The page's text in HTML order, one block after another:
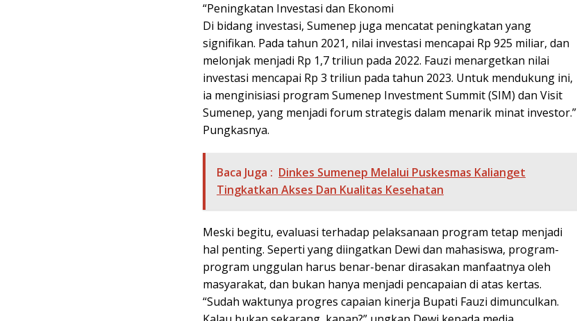
“Peningkatan Investasi dan Ekonomi
Di bidang investasi, Sumenep juga mencatat peningkatan yang
signifikan. Pada tahun 2021, nilai investasi mencapai Rp 925 miliar, dan
melonjak menjadi Rp 1,7 triliun pada 2022. Fauzi menargetkan nilai
investasi mencapai Rp 3 triliun pada tahun 2023. Untuk mendukung ini,
ia menginisiasi program Sumenep Investment Summit (SIM) dan Visit
Sumenep, yang menjadi forum strategis dalam menarik minat investor.”
Pungkasnya.
Baca Juga : Dinkes Sumenep Melalui Puskesmas Kalianget
Tingkatkan Akses Dan Kualitas Kesehatan
Meski begitu, evaluasi terhadap pelaksanaan program tetap menjadi
hal penting. Seperti yang diingatkan Dewi dan mahasiswa, program-
program unggulan harus benar-benar dirasakan manfaatnya oleh
masyarakat, dan bukan hanya menjadi pencapaian di atas kertas.
“Sudah waktunya progres capaian kinerja Bupati Fauzi dimunculkan.